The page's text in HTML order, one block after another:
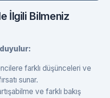
İlgili Bilmeniz
farklı düşünceleri ve
sunar.
ve farklı bakış